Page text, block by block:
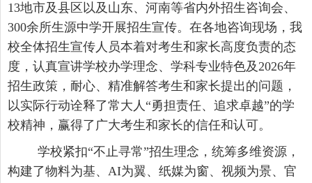
13地市及县区以及山东、河南等省内外招生咨询会、
300余所生源中学开展招生宣传。在各地咨询现场，我
校全体招生宣传人员本着对考生和家长高度负责的态
度，认真宣讲学校办学理念、学科专业特色及2026年
招生政策，耐心、精准解答考生和家长提出的问题，
以实际行动诠释了常大人“勇担责任、追求卓越”的学
校精神，赢得了广大考生和家长的信任和认可。
学校紧扣“不止寻常”招生理念，统筹多维资源，
构建了物料为基、AI为翼、纸媒为窗、视频为景、官